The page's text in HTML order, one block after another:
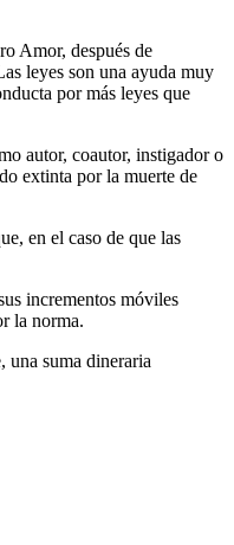
Amor, después de
leyes son una ayuda muy
por más leyes que
autor, coautor, instigador o
extinta por la muerte de
en el caso de que las
incrementos móviles
la norma.
una suma dineraria